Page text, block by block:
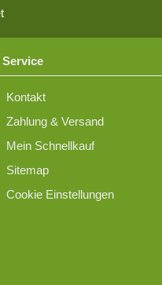
Service
Kontakt
Zahlung & Versand
Mein Schnellkauf
Sitemap
Cookie Einstellungen